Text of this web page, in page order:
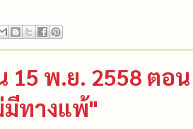
15 พ.ย. 2558 ต
ทางแพ้"